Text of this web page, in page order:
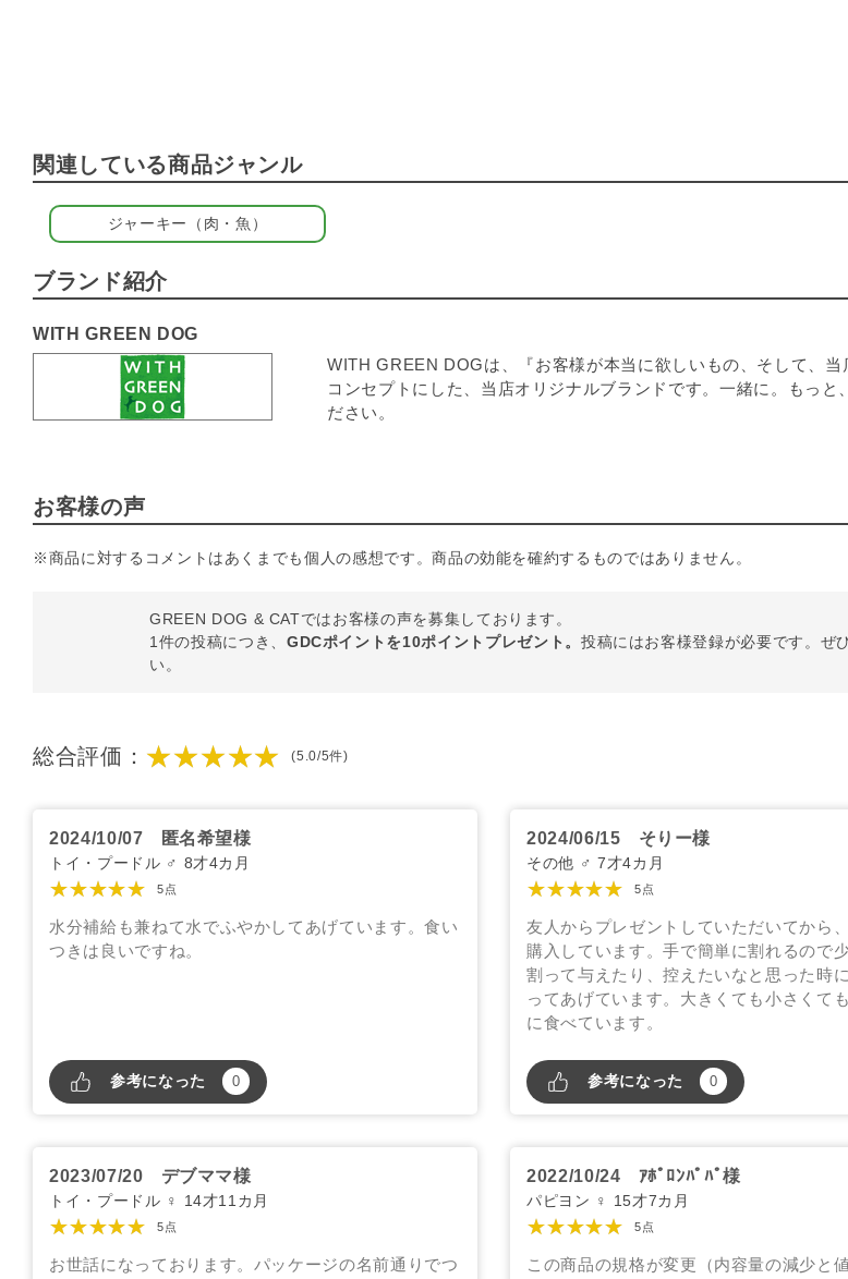
関連している商品ジャンル
ジャーキー（肉・魚）
ブランド紹介
WITH GREEN DOG
WITH GREEN DOGは、『お客様が本当に欲しいもの、そして、
コンセプトにした、当店オリジナルブランドです。一緒に。もっ
ださい。
お客様の声
※商品に対するコメントはあくまでも個人の感想です。商品の効能を確約するものではありません。
GREEN DOG & CATではお客様の声を募集しております。
1件の投稿につき、 GDCポイントを10ポイントプレゼント。 投稿にはお客様登録が必要です。ぜ
い。
総合評価： ★★★★★ (5.0/5件)
2024/10/07 匿名希望様
トイ・プードル ♂ 8才4カ月
★★★★★ 5点
水分補給も兼ねて水でふやかしてあげています。食い
つきは良いですね。
参考になった 0
2024/06/15 そりー様
その他 ♂ 7才4カ月
★★★★★ 5点
友人からプレゼントしていただいてから
購入しています。手で簡単に割れるので
割って与えたり、控えたいなと思った時
ってあげています。大きくても小さくて
に食べています。
参考になった 0
2023/07/20 デブママ様
トイ・プードル ♀ 14才11カ月
★★★★★ 5点
お世話になっております。パッケージの名前通りでつ
2022/10/24 ｱﾎﾟﾛﾝﾊﾟﾊﾟ様
パピヨン ♀ 15才7カ月
★★★★★ 5点
この商品の規格が変更（内容量の減少と